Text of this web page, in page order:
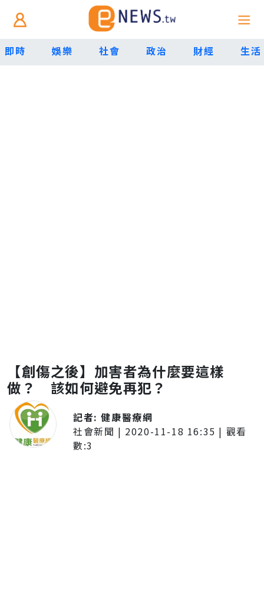
即時 娛樂 社會 政治 財經 生活
【創傷之後】加害者為什麼要這樣
做？ 該如何避免再犯？
記者:健康醫療網
社會新聞 | 2020-11-18 16:35 | 觀看
數:3